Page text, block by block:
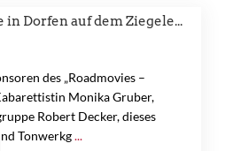
Dorfen auf dem Ziegele...
des „Roadmovies –
Monika Gruber,
Robert Decker, dieses
Tonwerkg...